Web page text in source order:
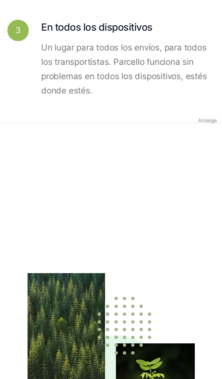
3 En todos los dispositivos
Un lugar para todos los envíos, para todos
los transportistas. Parcello funciona sin
problemas en todos los dispositivos, estés
donde estés.
Anzeige